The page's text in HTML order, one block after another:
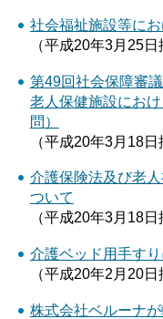
社会福祉施設等に
（平成20年3月25日
第49回社会保障審
老人保健施設にお
問）
（平成20年3月18日
介護保険法及び老
ついて
（平成20年3月18日
介護ベッド用手す
（平成20年2月20日
株式会社ベルーナ